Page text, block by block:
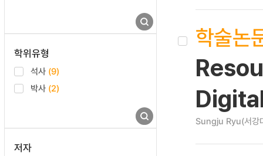
학위유형
석사 (9)
박사 (2)
저자
학술논
Sungju Ryu(서강